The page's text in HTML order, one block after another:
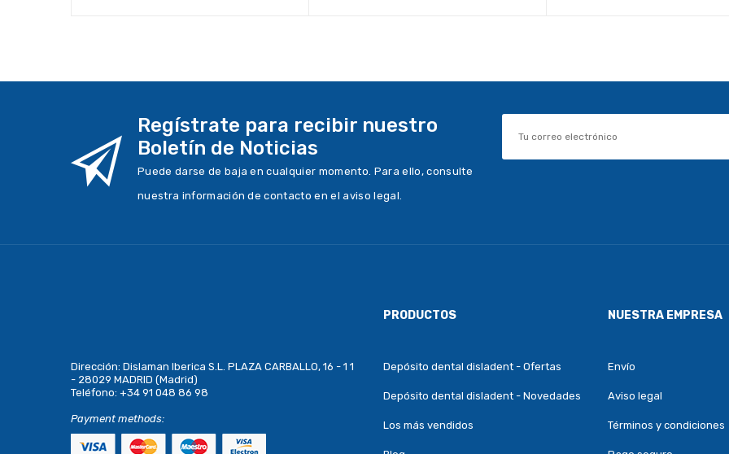
Regístrate para recibir nuestro
Boletín de Noticias
Puede darse de baja en cualquier momento. Para ello, consulte
nuestra información de contacto en el aviso legal.
Dirección: Dislaman Iberica S.L. PLAZA CARBALLO, 16 - 1 1
- 28029 MADRID (Madrid)
Teléfono: +34 91 048 86 98
Payment methods:
PRODUCTOS
Depósito dental disladent - Ofertas
Depósito dental disladent - Novedades
Los más vendidos
NUESTRA EMPRESA
Envío
Aviso legal
Términos y condiciones